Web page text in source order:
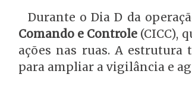
Durante o Dia D da
Comando e Controle (CICC),
ações nas ruas. A
para ampliar a vigilância e